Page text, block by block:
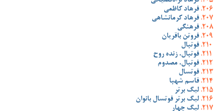
فرهاد کاظمی
فرهاد کرمانشاهی
فرهنگی
فروتن باقریان
فوتبال
فوتبال، زنده روح
فوتبال، مصدوم
فوتسال
قاسم شهبا
لیگ برتر
لیگ برتر فوتسال بانوان
لیگ چهار